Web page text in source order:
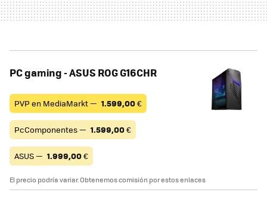
PC gaming - ASUS ROG G16CHR
PVP en MediaMarkt — 1.599,00€
PcComponentes — 1.599,00€
ASUS — 1.999,00€
El precio podría variar. Obtenemos comisión por estos enlaces